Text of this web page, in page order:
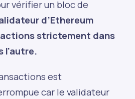
vérifier un bloc de
d’Ethereum
strictement dans
l'autre.
est
car le validateur